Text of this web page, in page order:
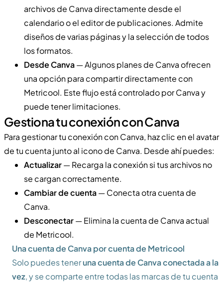
archivos de Canva directamente desde el
calendario o el editor de publicaciones. Admite
diseños de varias páginas y la selección de todos
los formatos.
Desde Canva— Algunos planes de Canva ofrecen
una opción para compartir directamente con
Metricool. Este flujo está controlado por Canva y
puede tener limitaciones.
Gestiona tu conexión con Canva
Para gestionar tu conexión con Canva, haz clic en el avatar
de tu cuenta junto al icono de Canva. Desde ahí puedes:
Actualizar— Recarga la conexión si tus archivos no
se cargan correctamente.
Cambiar de cuenta— Conecta otra cuenta de
Canva.
Desconectar— Elimina la cuenta de Canva actual
de Metricool.
Una cuenta de Canva por cuenta de Metricool
Solo puedes teneruna cuenta de Canva conectada a la
vez, y se comparte entre todas las marcas de tu cuenta